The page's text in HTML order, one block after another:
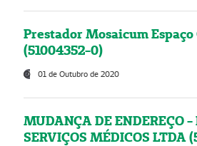
Prestador Mosaicum
(51004352-0)
01 de Outubro de 2020
MUDANÇA DE ENDEREÇO
SERVIÇOS MÉDICOS LTDA